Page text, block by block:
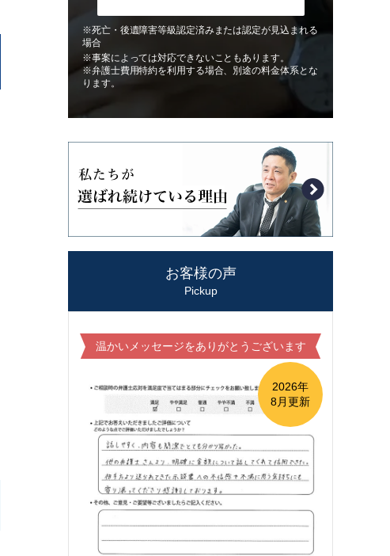
※死亡・後遺障害等級認定済みまたは認定が見込まれる
場合
※事案によっては対応できないこともあります。
※弁護士費用特約を利用する場合、別途の料金体系とな
ります。
お客様の声
Pickup
温かいメッセージをありがとうございます
2026年
8月更新